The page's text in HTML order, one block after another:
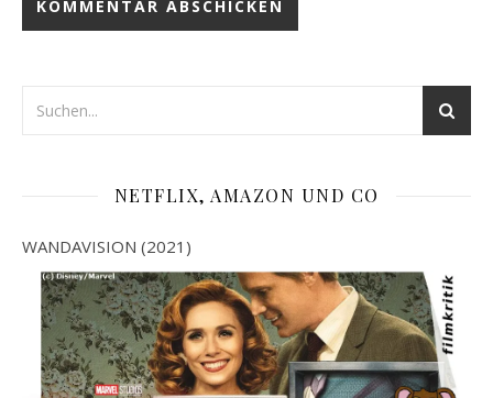
NETFLIX, AMAZON UND CO
WANDAVISION (2021)